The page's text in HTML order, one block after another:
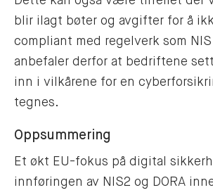
blir ilagt bøter og avgifter for å
compliant med regelverk som NIS
anbefaler derfor at bedriftene
inn i vilkårene for en
tegnes.
Oppsummering
Et økt EU-fokus på digital
innføringen av NIS2 og DORA